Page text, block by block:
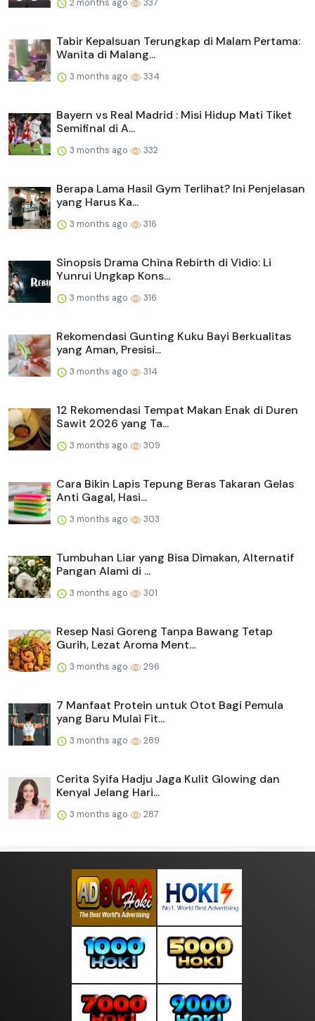
2 months ago 337
Tabir Kepalsuan Terungkap di Malam Pertama:
Wanita di Malang...
3 months ago 334
Bayern vs Real Madrid : Misi Hidup Mati Tiket
Semifinal di A...
3 months ago 332
Berapa Lama Hasil Gym Terlihat? Ini Penjelasan
yang Harus Ka...
3 months ago 316
Sinopsis Drama China Rebirth di Vidio: Li
Yunrui Ungkap Kons...
3 months ago 316
Rekomendasi Gunting Kuku Bayi Berkualitas
yang Aman, Presisi...
3 months ago 314
12 Rekomendasi Tempat Makan Enak di Duren
Sawit 2026 yang Ta...
3 months ago 309
Cara Bikin Lapis Tepung Beras Takaran Gelas
Anti Gagal, Hasi...
3 months ago 303
Tumbuhan Liar yang Bisa Dimakan, Alternatif
Pangan Alami di ...
3 months ago 301
Resep Nasi Goreng Tanpa Bawang Tetap
Gurih, Lezat Aroma Ment...
3 months ago 296
7 Manfaat Protein untuk Otot Bagi Pemula
yang Baru Mulai Fit...
3 months ago 289
Cerita Syifa Hadju Jaga Kulit Glowing dan
Kenyal Jelang Hari...
3 months ago 287